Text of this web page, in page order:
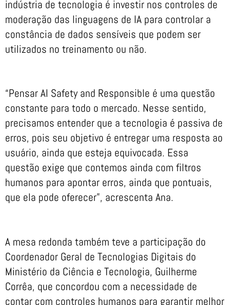
indústria de tecnologia é investir nos controles de
moderação das linguagens de IA para controlar a
constância de dados sensíveis que podem ser
utilizados no treinamento ou não.
“Pensar AI Safety and Responsible é uma questão
constante para todo o mercado. Nesse sentido,
precisamos entender que a tecnologia é passiva de
erros, pois seu objetivo é entregar uma resposta ao
usuário, ainda que esteja equivocada. Essa
questão exige que contemos ainda com filtros
humanos para apontar erros, ainda que pontuais,
que ela pode oferecer”, acrescenta Ana.
A mesa redonda também teve a participação do
Coordenador Geral de Tecnologias Digitais do
Ministério da Ciência e Tecnologia, Guilherme
Corrêa, que concordou com a necessidade de
contar com controles humanos para garantir melhor